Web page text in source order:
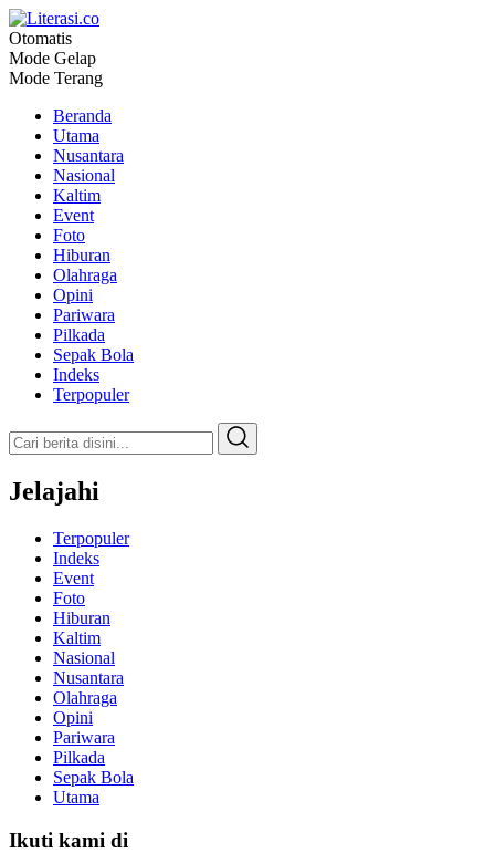
Literasi.co
Pilar Informasi
Otomatis
Mode Gelap
Mode Terang
Beranda
Utama
Nusantara
Nasional
Kaltim
Event
Foto
Hiburan
Olahraga
Opini
Pariwara
Pilkada
Sepak Bola
Indeks
Terpopuler
Jelajahi
Terpopuler
Indeks
Event
Foto
Hiburan
Kaltim
Nasional
Nusantara
Olahraga
Opini
Pariwara
Pilkada
Sepak Bola
Utama
Ikuti kami di